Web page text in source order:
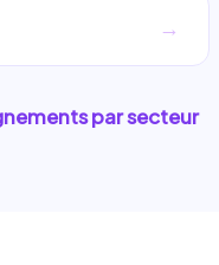
→
par secteur